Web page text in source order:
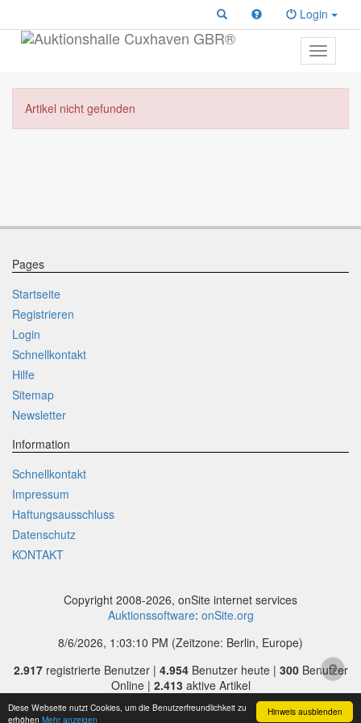
Hinweis ausblenden
Diese Webseite nutzt Cookies, um die Benutzerfreundlichkeit zu
erhöhen Mehr anzeigen
Login
Toggle
primary
Artikel nicht gefunden
Pages
Startseite
Registrieren
Login
Schnellkontakt
Hilfe
Sitemap
Newsletter
Information
Schnellkontakt
Impressum
Haftungsausschluss
Datenschutz
KONTAKT
Copyright 2008-2026, onSite internet services
Auktionssoftware: onSite.org
8/6/2026, 1:03:10 PM (Zeitzone: Berlin, Europe)
2.917registrierte Benutzer | 4.954Benutzer heute | 300Benutzer
Online | 2.413aktive Artikel